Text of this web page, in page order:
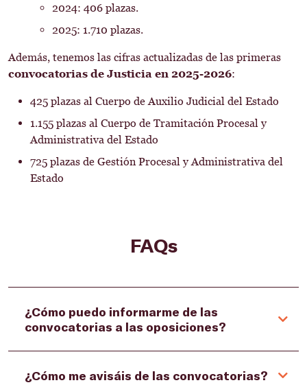
2024: 406 plazas.
2025: 1.710 plazas.
Además, tenemos las cifras actualizadas de las primeras
convocatorias de Justicia en 2025-2026:
425 plazas al Cuerpo de Auxilio Judicial del Estado
1.155 plazas al Cuerpo de Tramitación Procesal y
Administrativa del Estado
725 plazas de Gestión Procesal y Administrativa del
Estado
FAQs
¿Cómo puedo informarme de las
convocatorias a las oposiciones?
¿Cómo me avisáis de las convocatorias?